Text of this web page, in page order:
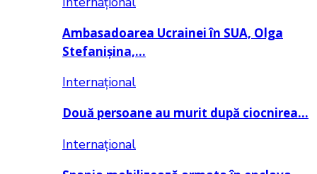
Ambasadoarea Ucrainei în SUA, Olga
Stefanișina,…
Internațional
Două persoane au murit după ciocnirea…
Internațional